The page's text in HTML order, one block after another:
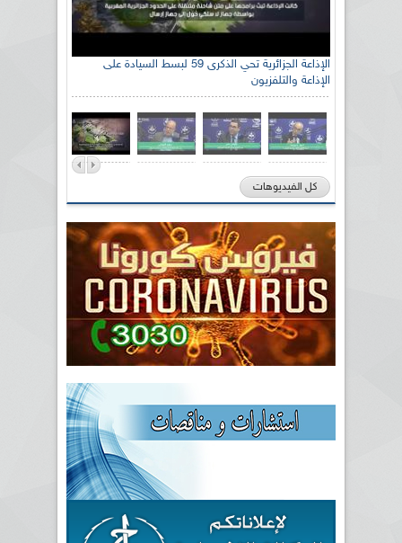
الإذاعة الجزائرية تحي الذكرى 59 لبسط السيادة على
الإذاعة والتلفزيون
رئيس اللجنة الوطنية الجزائرية للتضامن مع الشعب
الصحراوي السيد سعيد العياشي
كل الفيديوهات